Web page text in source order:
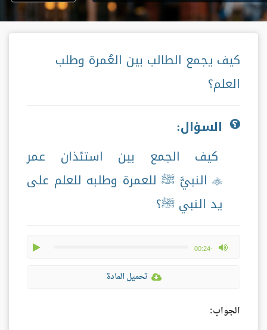
كيف يجمع الطالب بين العُمرة وطلب
العلم؟
السؤال:
كيف الجمع بين استئذان عمر
 النبيَّ ﷺ للعمرة وطلبه للعلم على
يد النبي ﷺ؟
-00:24
max volume
تحميل المادة
الجواب: